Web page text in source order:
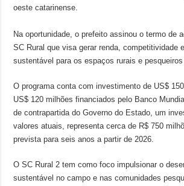
oeste catarinense.
Na oportunidade, o prefeito assinou o termo de
SC Rural que visa gerar renda, competitividade
sustentável para os espaços rurais e
O programa conta com investimento de US$
US$ 120 milhões financiados pelo Banco
de contrapartida do Governo do Estado, um
valores atuais, representa cerca de R$ 750
prevista para seis anos a partir de 2026.
O SC Rural 2 tem como foco impulsionar o
sustentável no campo e nas comunidades